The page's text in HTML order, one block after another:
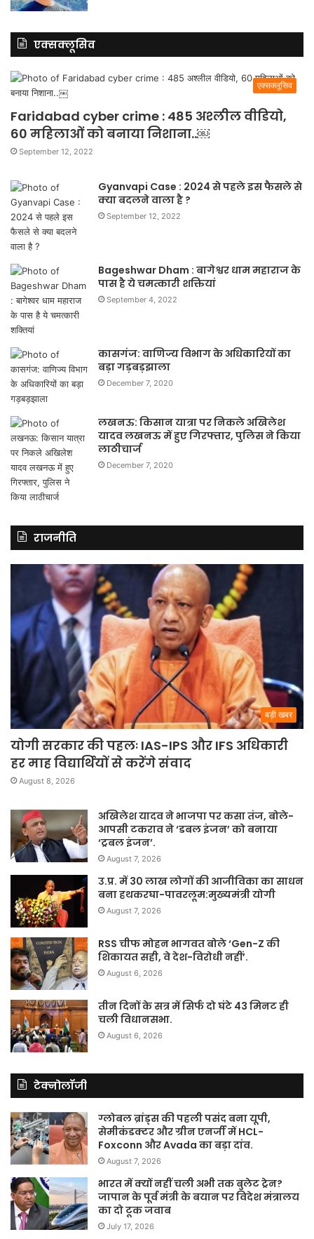
एक्सक्लूसिव
एक्सक्लूसिव
Faridabad cyber crime : 485 अश्लील वीडियो,
60 महिलाओं को बनाया निशाना..￼
September 12, 2022
Gyanvapi Case : 2024 से पहले इस फैसले से
क्या बदलने वाला है ?
September 12, 2022
Bageshwar Dham : बागेश्वर धाम महाराज के
पास है ये चमत्कारी शक्तियां
September 4, 2022
कासगंज: वाणिज्य विभाग के अधिकारियों का
बड़ा गड़बड़झाला
December 7, 2020
लखनऊ: किसान यात्रा पर निकले अखिलेश
यादव लखनऊ में हुए गिरफ्तार, पुलिस ने किया
लाठीचार्ज
December 7, 2020
राजनीति
बड़ी खबर
योगी सरकार की पहलः IAS-IPS और IFS अधिकारी
हर माह विद्यार्थियों से करेंगे संवाद
August 8, 2026
अखिलेश यादव ने भाजपा पर कसा तंज, बोले-
आपसी टकराव ने ‘डबल इंजन’ को बनाया
‘ट्रबल इंजन’.
August 7, 2026
उ.प्र. में 30 लाख लोगों की आजीविका का साधन
बना हथकरघा-पावरलूम:मुख्यमंत्री योगी
August 7, 2026
RSS चीफ मोहन भागवत बोले ‘Gen-Z की
शिकायत सही, वे देश-विरोधी नहीं’.
August 6, 2026
तीन दिनों के सत्र में सिर्फ दो घंटे 43 मिनट ही
चली विधानसभा.
August 6, 2026
टेक्नोलॉजी
ग्लोबल ब्रांड्स की पहली पसंद बना यूपी,
सेमीकंडक्टर और ग्रीन एनर्जी में HCL-
Foxconn और Avada का बड़ा दांव.
August 7, 2026
भारत में क्यों नहीं चली अभी तक बुलेट ट्रेन?
जापान के पूर्व मंत्री के बयान पर विदेश मंत्रालय
का दो टूक जवाब
July 17, 2026